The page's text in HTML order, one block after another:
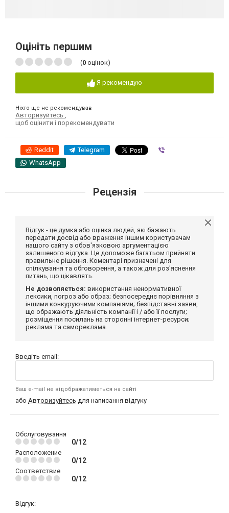
Оцініть першим
(0 оцінок)
Я рекомендую
Ніхто ще не рекомендував
Авторизуйтесь
щоб оцінити і порекомендувати
Reddit Telegram
WhatsApp
Рецензія
Відгук - це думка або оцінка людей, які бажають
передати досвід або враження іншим користувачам
нашого сайту з обов'язковою аргументацією
залишеного відгука. Це допоможе багатьом прийняти
правильне рішення. Коментарі призначені для
спілкування та обговорення, а також для роз'яснення
питань, що цікавлять.
Не дозволяється: використання ненормативної
лексики, погроз або образ; безпосереднє порівняння з
іншими конкуруючими компаніями; безпідставні заяви,
що ображають діяльність компанії і / або її послуги;
розміщення посилань на сторонні інтернет-ресурси;
реклама та самореклама.
Введіть email:
Ваш e-mail не відображатиметься на сайті
або Авторизуйтесь для написання відгуку
Обслуговування
0/12
Расположение
0/12
Соответствие
0/12
Відгук: